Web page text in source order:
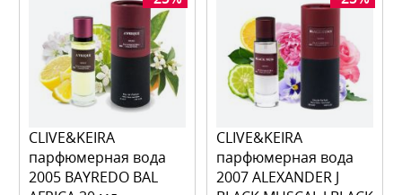
CLIVE&KEIRA
парфюмерная вода
2005 BAYREDO BAL
CLIVE&KEIRA
парфюмерная вода
2007 ALEXANDER J